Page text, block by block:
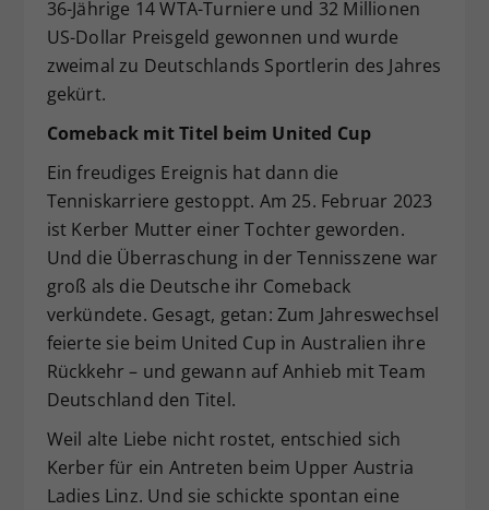
36-Jährige 14 WTA-Turniere und 32 Millionen
US-Dollar Preisgeld gewonnen und wurde
zweimal zu Deutschlands Sportlerin des Jahres
gekürt.
Comeback mit Titel beim United Cup
Ein freudiges Ereignis hat dann die
Tenniskarriere gestoppt. Am 25. Februar 2023
ist Kerber Mutter einer Tochter geworden.
Und die Überraschung in der Tennisszene war
groß als die Deutsche ihr Comeback
verkündete. Gesagt, getan: Zum Jahreswechsel
feierte sie beim United Cup in Australien ihre
Rückkehr – und gewann auf Anhieb mit Team
Deutschland den Titel.
Weil alte Liebe nicht rostet, entschied sich
Kerber für ein Antreten beim Upper Austria
Ladies Linz. Und sie schickte spontan eine